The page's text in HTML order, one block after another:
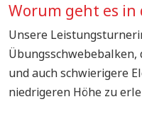
Worum geht es in
Unsere
und auch schwierigere
niedrigeren Höhe zu